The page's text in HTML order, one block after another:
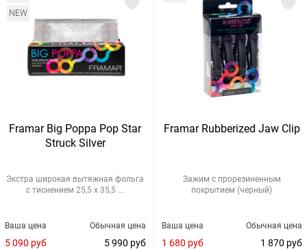
NEW
Framar Big Poppa Pop Star
Struck Silver
Экстра широкая вытяжная фольга
с тиснением 25,5 х 35,5 ...
Обычная цена
5 990 руб
Ваша цена
5 090 руб
Framar Rubberized Jaw Clip
Зажим с прорезиненным
покрытием (черный)
Обычная цена
1 870 руб
Ваша цена
1 680 руб